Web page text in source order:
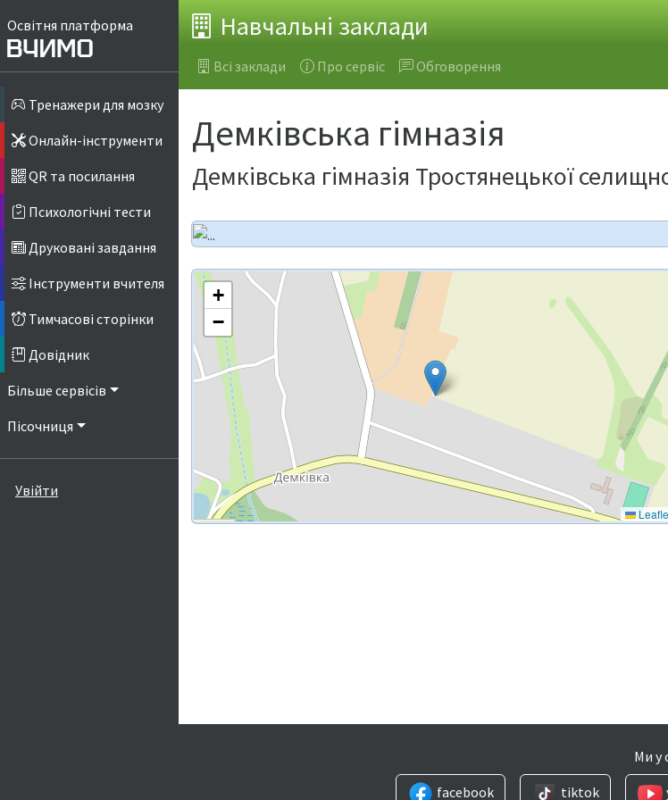
Освітня платформа
Тренажери для мозку
Онлайн-інструменти
QR та посилання
Психологічні тести
Друковані завдання
Інструменти вчителя
Тимчасові сторінки
Довідник
Більше сервісів
Пісочниця
Увійти
Навчальні заклади
Всі заклади Про сервіс Обговорення
Демківська гімназія
Демківська гімназія Тростянецької
+
−
Ми у
facebook
tiktok